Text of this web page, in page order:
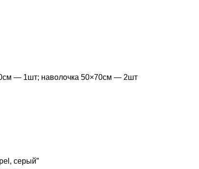
— 1шт; наволочка 50×70см — 2шт
серый”